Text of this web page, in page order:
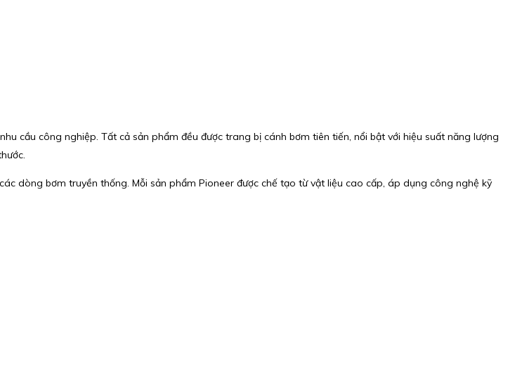
cầu công nghiệp. Tất cả sản phẩm đều được trang bị cánh bơm tiên tiến, nổi bật với hiệu suất năng lượng
dòng bơm truyền thống. Mỗi sản phẩm Pioneer được chế tạo từ vật liệu cao cấp, áp dụng công nghệ kỹ